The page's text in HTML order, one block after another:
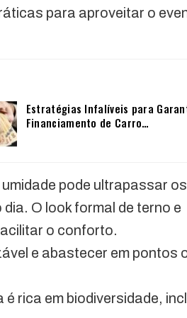
para aproveitar o
Estratégias Infalíveis para
Financiamento de Carro…
pode ultrapassar
O look formal de terno e
o conforto.
e abastecer em pontos
rica em biodiversidade,